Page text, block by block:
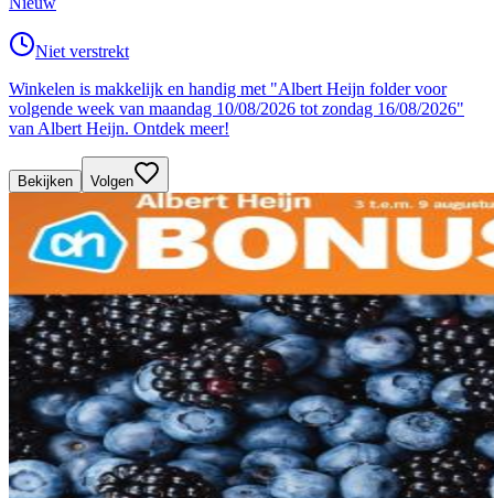
Niet verstrekt
Winkelen is makkelijk en handig met "Albert Heijn folder voor
volgende week van maandag 10/08/2026 tot zondag 16/08/2026"
van Albert Heijn. Ontdek meer!
Bekijken Volgen